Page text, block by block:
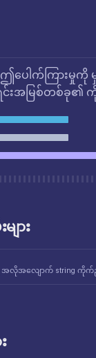
ေါက်ကြားမှုကို
းအမြစ်တစ်ခု၏
ျား
လိုအလျောက် string ကို